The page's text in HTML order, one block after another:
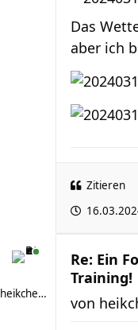
Das
aber ich
Zitieren
heikchen007
Re: Ein
Training!
von